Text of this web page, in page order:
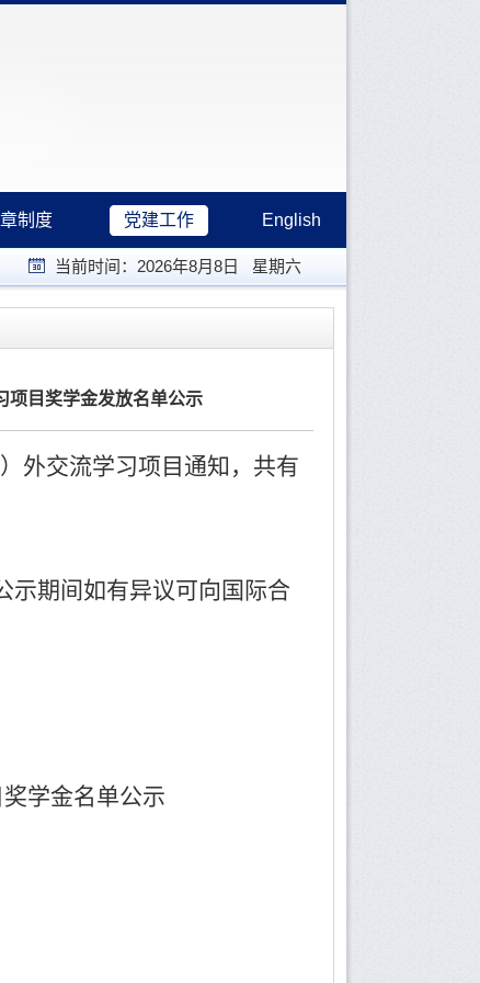
制度 党建工作 English
当前时间： 2026年8月8日 星期六
项目奖学金发放名单公示
外交流学习项目通知 ， 共有
示期间如有异议可向国际合
学金名单公示